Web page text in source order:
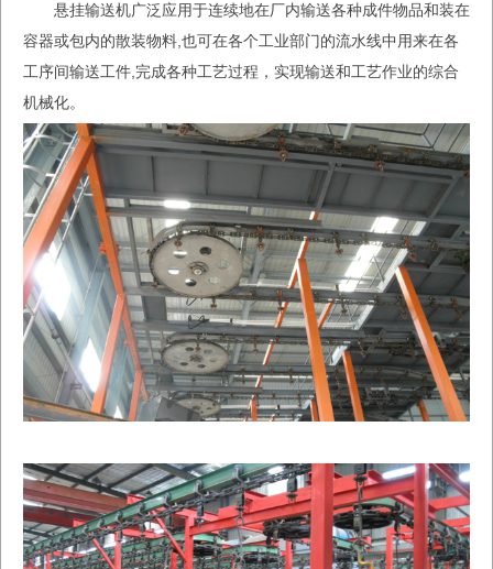
悬挂输送机广泛应用于连续地在厂内输送各种成件物品和装在
容器或包内的散装物料,也可在各个工业部门的流水线中用来在各
工序间输送工件,完成各种工艺过程，实现输送和工艺作业的综合
机械化。